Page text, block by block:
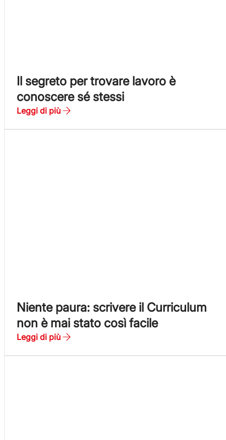
Il segreto per trovare lavoro è
conoscere sé stessi
Leggi di più
Niente paura: scrivere il Curriculum
non è mai stato così facile
Leggi di più